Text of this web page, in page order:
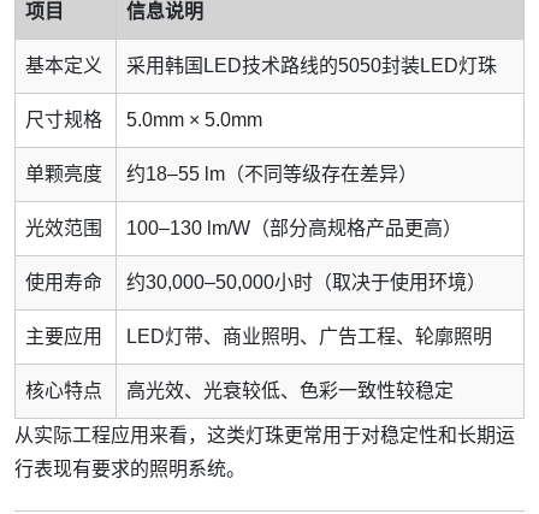
项目 信息说明
基本定义 采用韩国LED技术路线的5050封装LED灯珠
尺寸规格 5.0mm × 5.0mm
单颗亮度 约18–55 lm（不同等级存在差异）
光效范围 100–130 lm/W（部分高规格产品更高）
使用寿命 约30,000–50,000小时（取决于使用环境）
主要应用 LED灯带、商业照明、广告工程、轮廓照明
核心特点 高光效、光衰较低、色彩一致性较稳定
从实际工程应用来看，这类灯珠更常用于对稳定性和长期运
行表现有要求的照明系统。